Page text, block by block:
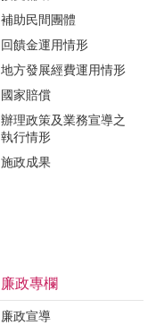
補助民間團體
回饋金運用情形
地方發展經費運用情形
國家賠償
辦理政策及業務宣導之
執行情形
施政成果
廉政專欄
廉政宣導